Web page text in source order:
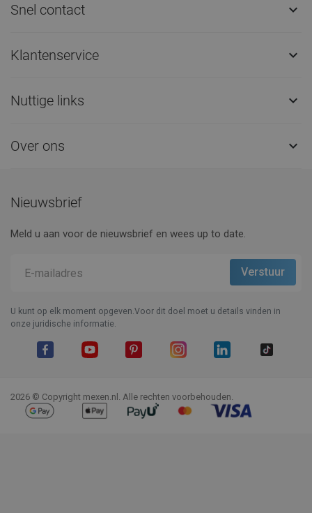
Snel contact 
Klantenservice 
Nuttige links 
Over ons 
Nieuwsbrief
Meld u aan voor de nieuwsbrief en wees up to date.
U kunt op elk moment opgeven.Voor dit doel moet u details vinden in
onze juridische informatie.
2026 © Copyright mexen.nl. Alle rechten voorbehouden.